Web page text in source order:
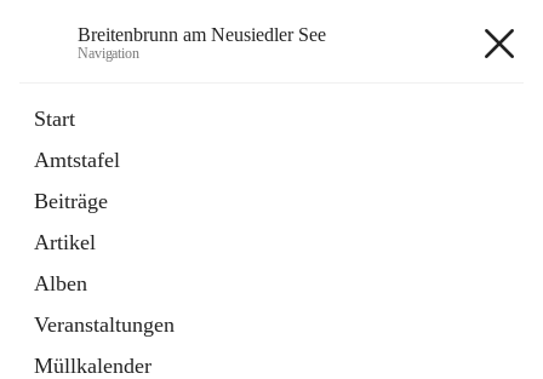
Breitenbrunn am Neusiedler See
Navigation
Start
Amtstafel
Beiträge
Artikel
Alben
Veranstaltungen
Müllkalender
18 Schnellzugriffe
Gemeindeservice